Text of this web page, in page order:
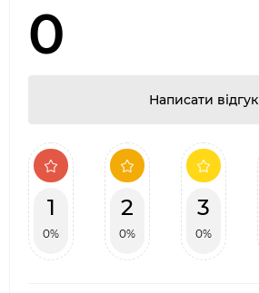
0
Написати відгук
1
0%
2
0%
3
0%